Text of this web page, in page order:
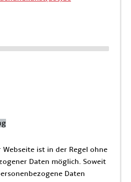
ist in der Regel ohne
Daten möglich. Soweit
Daten